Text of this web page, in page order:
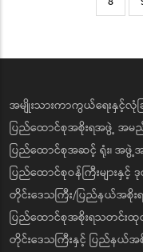
အမျိုးသားကာကွယ်ရေးနှင့်လုံ
ပြည်ထောင်စုအစိုးရအဖွဲ့ အမည်
ပြည်ထောင်စုအဆင့် ရုံး၊ အဖွဲ့အ
ပြည်ထောင်စုဝန်ကြီးများနှင့်
တိုင်းဒေသကြီး/ပြည်နယ်အစို
ပြည်ထောင်စုအစိုးရသတင်းထု
တိုင်းဒေသကြီးနှင့် ပြည်နယ်အစို